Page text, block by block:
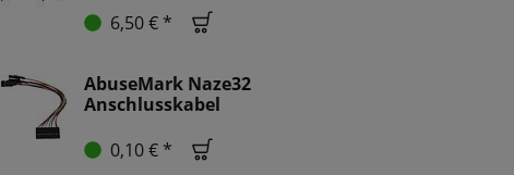
6,50 € *
AbuseMark Naze32
Anschlusskabel
0,10 € *